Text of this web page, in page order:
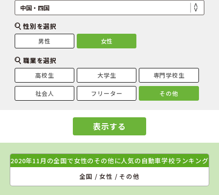
性別を選択
男性 女性
職業を選択
高校生 大学生 専門学校生
社会人 フリーター その他
表示する
2020年11月の全国で女性のその他に人気の自動車学校ランキング
全国 / 女性 / その他